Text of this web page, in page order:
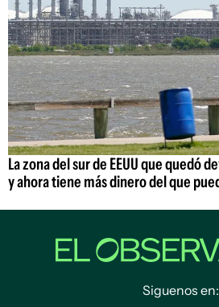
La zona del sur de EEUU que quedó
y ahora tiene más dinero del que
Siguenos en: